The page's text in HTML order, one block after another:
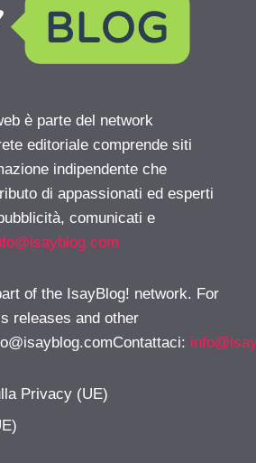
è parte del network
editoriale comprende siti
indipendente che
di appassionati ed esperti
comunicati e
of the IsayBlog! network. For
releases and other
:
Privacy (UE)